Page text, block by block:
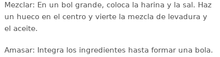
Mezclar: En un bol grande, coloca la harina y la sal. Haz
un hueco en el centro y vierte la mezcla de levadura y
el aceite.
Amasar: Integra los ingredientes hasta formar una bola.